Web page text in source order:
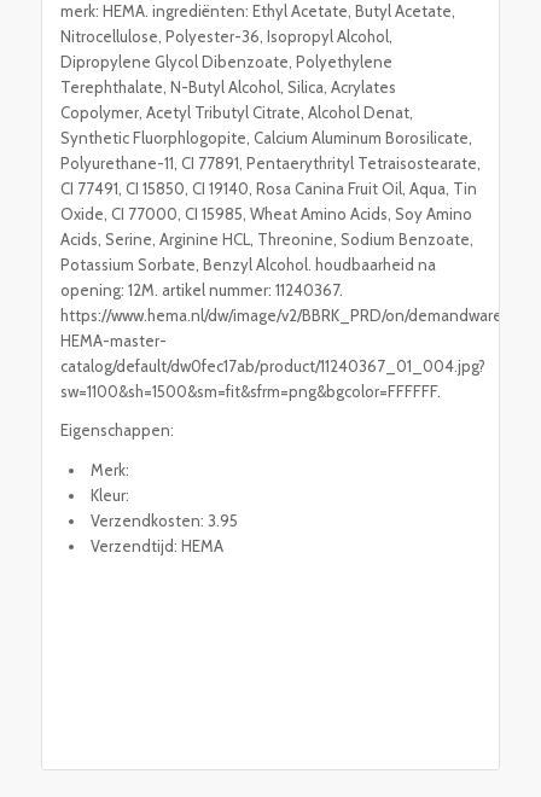
merk: HEMA. ingrediënten: Ethyl Acetate, Butyl Acetate,
Nitrocellulose, Polyester-36, Isopropyl Alcohol,
Dipropylene Glycol Dibenzoate, Polyethylene
Terephthalate, N-Butyl Alcohol, Silica, Acrylates
Copolymer, Acetyl Tributyl Citrate, Alcohol Denat,
Synthetic Fluorphlogopite, Calcium Aluminum Borosilicate,
Polyurethane-11, CI 77891, Pentaerythrityl Tetraisostearate,
CI 77491, CI 15850, CI 19140, Rosa Canina Fruit Oil, Aqua, Tin
Oxide, CI 77000, CI 15985, Wheat Amino Acids, Soy Amino
Acids, Serine, Arginine HCL, Threonine, Sodium Benzoate,
Potassium Sorbate, Benzyl Alcohol. houdbaarheid na
opening: 12M. artikel nummer: 11240367.
https://www.hema.nl/dw/image/v2/BBRK_PRD/on/
HEMA-master-
catalog/default/dw0fec17ab/product/11240367_01_004.jpg?
sw=1100&sh=1500&sm=fit&sfrm=png&bgcolor=FFFFFF.
Eigenschappen:
Merk:
Kleur:
Verzendkosten: 3.95
Verzendtijd: HEMA